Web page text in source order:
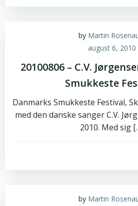
by Martin
august 6, 2010
20100806 – C.V.
Smukkeste
Danmarks Smukkeste Festival,
med den danske sanger C.V.
2010. Med sig
by Martin